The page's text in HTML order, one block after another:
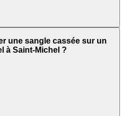
une sangle cassée sur un
à Saint-Michel ?